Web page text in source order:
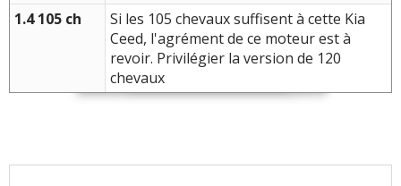
1.4 105 ch
Si les 105 chevaux suffisent à cette Kia
Ceed, l'agrément de ce moteur est à
revoir. Privilégier la version de 120
chevaux